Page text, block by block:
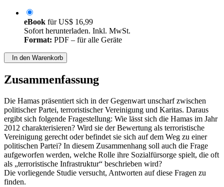
eBook fürUS$ 16,99
Sofort herunterladen. Inkl. MwSt.
Format: PDF – für alle Geräte
In den Warenkorb
Zusammenfassung
Die Hamas präsentiert sich in der Gegenwart unscharf zwischen
politischer Partei, terroristischer Vereinigung und Karitas. Daraus
ergibt sich folgende Fragestellung: Wie lässt sich die Hamas im Jahr
2012 charakterisieren? Wird sie der Bewertung als terroristische
Vereinigung gerecht oder befindet sie sich auf dem Weg zu einer
politischen Partei? In diesem Zusammenhang soll auch die Frage
aufgeworfen werden, welche Rolle ihre Sozialfürsorge spielt, die oft
als „terroristische Infrastruktur“ beschrieben wird?
Die vorliegende Studie versucht, Antworten auf diese Fragen zu
finden.